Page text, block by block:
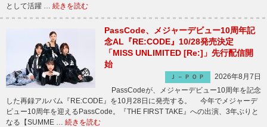
として活躍 … 続きを読む
PassCode、メジャーデビュー10周年記
念AL『RE:CODE』10/28発売決定
「MISS UNLIMITED [Re:]」先行配信開
始
Ｊ－ＰＯＰ
2026年8月7日
PassCodeが、メジャーデビュー10周年を記念
した再録アルバム『RE:CODE』を10月28日に発売する。 今年でメジャーデ
ビュー10周年を迎えるPassCode。『THE FIRST TAKE』への出演、3年ぶりと
なる【SUMME … 続きを読む